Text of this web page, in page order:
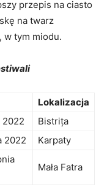
przepis na​ ciasto
​na twarz
tym miodu.
Lokalizacja
2022
Bistrița
⁢2022
Karpaty
Mała Fatra